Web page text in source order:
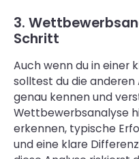
3.
Schritt
Auch wenn du in einer
solltest du die
genau kennen und
Wettbewerbsanalyse
erkennen, typische
und eine klare